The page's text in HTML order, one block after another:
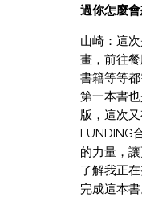
過你怎麼
山崎：這
畫，前往
書籍等等
第一本書
版，這次
FUNDING
的力量，
了解我正
完成這本